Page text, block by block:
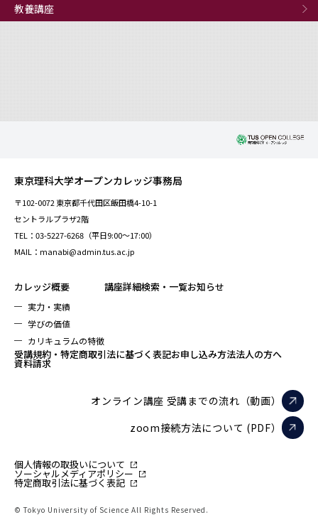
教養講座
東京理科大学オープンカレッジ事務局
〒102-0072 東京都千代田区飯田橋4-10-1
セントラルプラザ2階
TEL：03-5227-6268（平日9:00～17:00）
MAIL：manabi@admin.tus.ac.jp
カレッジ概要
実力・実績
学びの価値
カリキュラムの特徴
講座詳細検索・一覧お知らせ
受講規約・特定商取引法に基づく表記お申し込み方法法人の方へ
資料請求
オンライン講座 受講までの流れ（動画）
zoom接続方法について (PDF）
個人情報の取扱いについて
ソーシャルメディアポリシー
特定商取引法に基づく表記
© Tokyo University of Science All Rights Reserved.